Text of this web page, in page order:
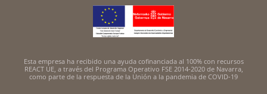
Esta empresa ha recibido una ayuda cofinanciada al 100% con recursos
REACT UE, a través del Programa Operativo FSE 2014-2020 de Navarra,
como parte de la respuesta de la Unión a la pandemia de COVID-19